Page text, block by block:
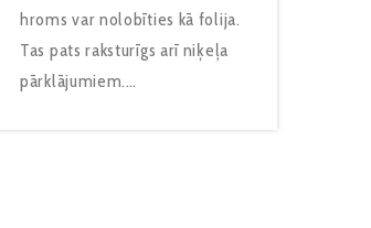
hroms var nolobīties kā folija.
Tas pats raksturīgs arī niķeļa
pārklājumiem.…